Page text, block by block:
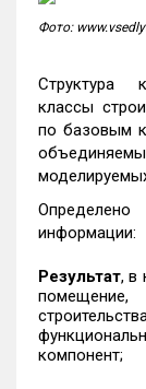
Фото:
Структура
классы
по базовым
Определено
информации:
Результат, в
помещение,
компонент;